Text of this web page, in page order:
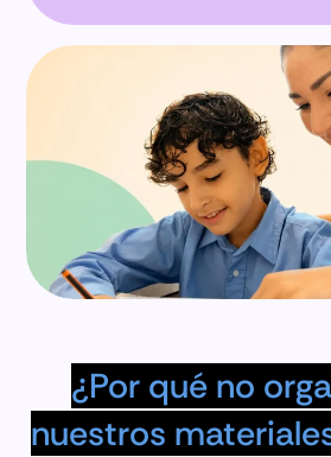
¿Por qué no
nuestros